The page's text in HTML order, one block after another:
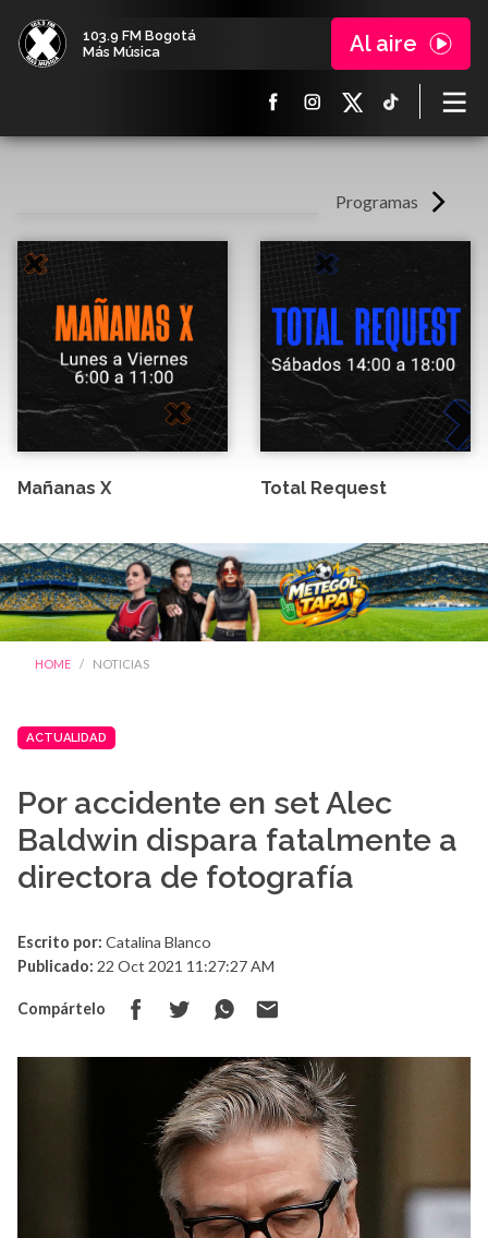
103.9 FM Bogotá
Más Música
Al aire
Programas
Mañanas X Total Request
HOME NOTICIAS
ACTUALIDAD
Por accidente en set Alec
Baldwin dispara fatalmente a
directora de fotografía
Escrito por: Catalina Blanco
Publicado: 22 Oct 2021 11:27:27 AM
Compártelo